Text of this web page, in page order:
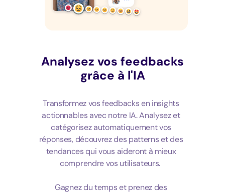
Analysez vos feedbacks
grâce à l'IA
Transformez vos feedbacks en insights
actionnables avec notre IA. Analysez et
catégorisez automatiquement vos
réponses, découvrez des patterns et des
tendances qui vous aideront à mieux
comprendre vos utilisateurs.
Gagnez du temps et prenez des